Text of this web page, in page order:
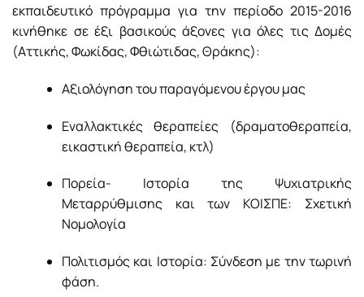
εκπαιδευτικό πρόγραμμα για την περίοδο 2015-2016
κινήθηκε σε έξι βασικούς άξονες για όλες τις Δομές
(Αττικής, Φωκίδας, Φθιώτιδας, Θράκης):
Αξιολόγηση του παραγόμενου έργου μας
Εναλλακτικές θεραπείες (δραματοθεραπεία,
εικαστική θεραπεία, κτλ)
Πορεία- Ιστορία της Ψυχιατρικής
Μεταρρύθμισης και των ΚΟΙΣΠΕ: Σχετική
Νομολογία
Πολιτισμός και Ιστορία: Σύνδεση με την τωρινή
φάση.